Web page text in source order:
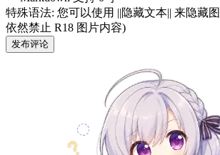
特殊语法: 您可以使用 ||隐藏文本|| 来隐藏
依然禁止 R18 图片内容)
发布评论